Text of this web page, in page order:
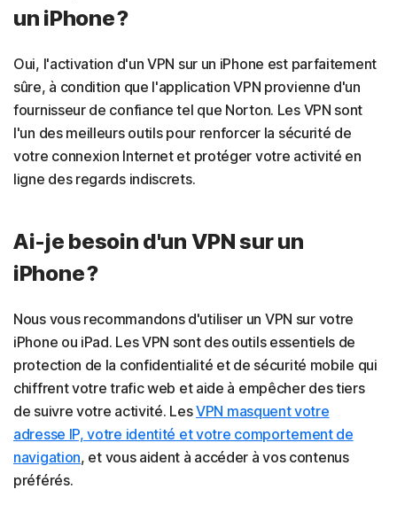
un iPhone ?
Oui, l'activation d'un VPN sur un iPhone est parfaitement
sûre, à condition que l'application VPN provienne d'un
fournisseur de confiance tel que Norton. Les VPN sont
l'un des meilleurs outils pour renforcer la sécurité de
votre connexion Internet et protéger votre activité en
ligne des regards indiscrets.
Ai-je besoin d'un VPN sur un
iPhone ?
Nous vous recommandons d'utiliser un VPN sur votre
iPhone ou iPad. Les VPN sont des outils essentiels de
protection de la confidentialité et de sécurité mobile qui
chiffrent votre trafic web et aide à empêcher des tiers
de suivre votre activité. LesVPN masquent votre
adresse IP, votre identité et votre comportement de
navigation, et vous aident à accéder à vos contenus
préférés.